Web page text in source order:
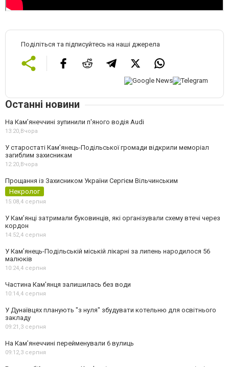
Поділіться та підписуйтесь на наші джерела
Останні новини
На Камʼянеччині зупинили п'яного водія Audi
13:20,Вчора
У старостаті Кам’янець-Подільської громади відкрили меморіал
загиблим захисникам
12:20,Вчора
Прощання із Захисником України Сергієм Вільчинським
Некролог
15:08,4 серпня
У Кам’янці затримали буковинців, які організували схему втечі через
кордон
14:52,4 серпня
У Кам’янець-Подільській міській лікарні за липень народилося 56
малюків
10:24,4 серпня
Частина Кам'янця залишилась без води
10:14,4 серпня
У Дунаївцях планують "з нуля" збудувати котельню для освітнього
закладу
09:21,3 серпня
На Камʼянеччині перейменували 6 вулиць
09:12,3 серпня